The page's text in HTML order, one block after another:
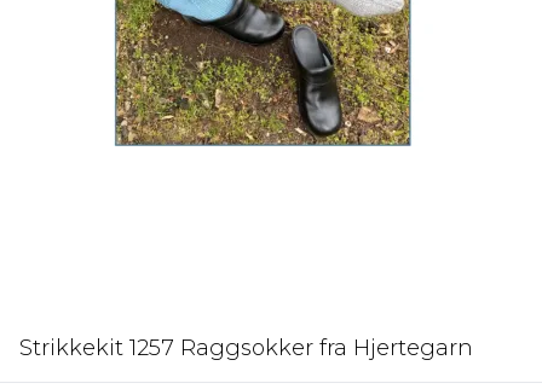
Strikkekit 1257 Raggsokker fra Hjertegarn